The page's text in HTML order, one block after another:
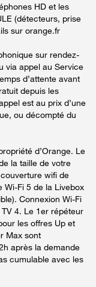
HD et les
(détecteurs, prise
sur orange.fr
sur rendez-
via appel au Service
d’attente avant
depuis les
est au prix d’une
ou décompté du
d’Orange. Le
la taille de votre
wifi de
Wi-Fi 5 de la Livebox
Connexion Wi-Fi
4. Le 1er répéteur
les offres Up et
Max sont
après la demande
cumulable avec les